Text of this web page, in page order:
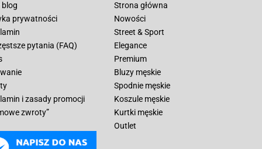
blog
prywatności
pytania (FAQ)
i zasady promocji
zwroty”
Strona główna
Nowości
Street & Sport
Elegance
Premium
Bluzy męskie
Spodnie męskie
Koszule męskie
Kurtki męskie
Outlet